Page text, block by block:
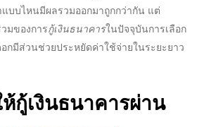
บบไหนมีผลรวมออกมาถูกกว่ากัน แต่
มของการกู้เงินธนาคารในปัจจุบันการเลือก
กมีส่วนช่วยประหยัดค่าใช้จ่ายในระยะยาว
กู้เงินธนาคารผ่าน